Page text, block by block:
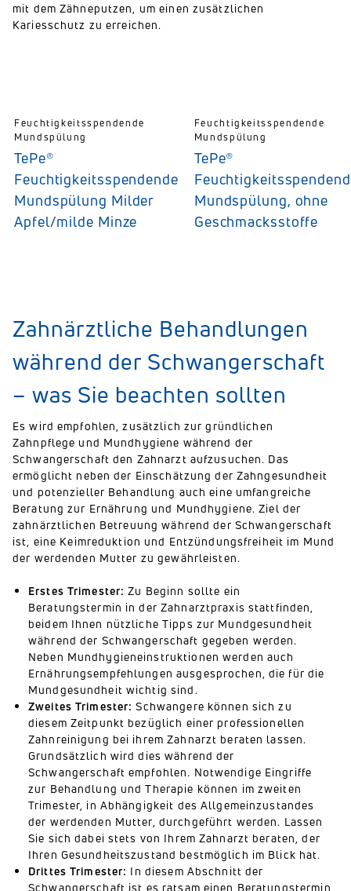
mit dem Zähneputzen, um einen zusätzlichen
Kariesschutz zu erreichen.
Feuchtigkeitsspendende
Mundspülung
TePe®
Feuchtigkeitsspendende
Mundspülung Milder
Apfel/milde Minze
Feuchtigkeitsspendende
Mundspülung
TePe®
Mundspülung, ohne
Geschmacksstoffe
Zahnärztliche Behandlungen
während der Schwangerschaft
– was Sie beachten sollten
Es wird empfohlen, zusätzlich zur gründlichen
Zahnpflege und Mundhygiene während der
Schwangerschaft den Zahnarzt aufzusuchen. Das
ermöglicht neben der Einschätzung der Zahngesundheit
und potenzieller Behandlung auch eine umfangreiche
Beratung zur Ernährung und Mundhygiene. Ziel der
zahnärztlichen Betreuung während der Schwangerschaft
ist, eine Keimreduktion und Entzündungsfreiheit im Mund
der werdenden Mutter zu gewährleisten.
Erstes Trimester: Zu Beginn sollte ein
Beratungstermin in der Zahnarztpraxis stattfinden,
beidem Ihnen nützliche Tipps zur Mundgesundheit
während der Schwangerschaft gegeben werden.
Neben Mundhygieneinstruktionen werden auch
Ernährungsempfehlungen ausgesprochen, die für die
Mundgesundheit wichtig sind.
Zweites Trimester: Schwangere können sich zu
diesem Zeitpunkt bezüglich einer professionellen
Zahnreinigung bei ihrem Zahnarzt beraten lassen.
Grundsätzlich wird dies während der
Schwangerschaft empfohlen. Notwendige Eingriffe
zur Behandlung und Therapie können im zweiten
Trimester, in Abhängigkeit des Allgemeinzustandes
der werdenden Mutter, durchgeführt werden. Lassen
Sie sich dabei stets von Ihrem Zahnarzt beraten, der
Ihren Gesundheitszustand bestmöglich im Blick hat.
Drittes Trimester: In diesem Abschnitt der
Schwangerschaft ist es ratsam einen Beratungstermin